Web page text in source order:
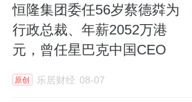
恒隆集团委任56岁蔡德粦为
行政总裁、年薪2052万港
元，曾任星巴克中国CEO
原创 乐居财经 08-07